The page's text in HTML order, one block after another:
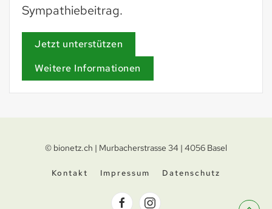
Sympathiebeitrag.
Jetzt unterstützen
Weitere Informationen
© bionetz.ch | Murbacherstrasse 34 | 4056 Basel
Kontakt Impressum Datenschutz